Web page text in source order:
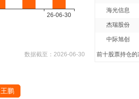
数据截至： 2026-06-30
海光信息
杰瑞股份
中际旭创
前十股票持仓的
王鹏